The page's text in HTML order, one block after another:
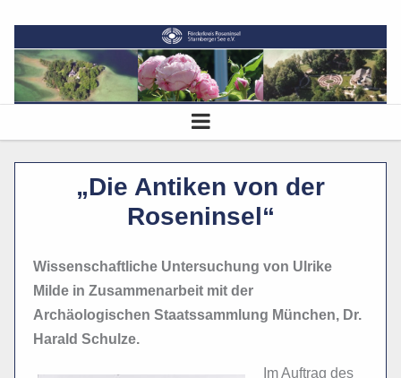
„Die Antiken von der
Roseninsel“
Wissenschaftliche Untersuchung von Ulrike
Milde in Zusammenarbeit mit der
Archäologischen Staatssammlung München, Dr.
Harald Schulze.
Im Auftrag des